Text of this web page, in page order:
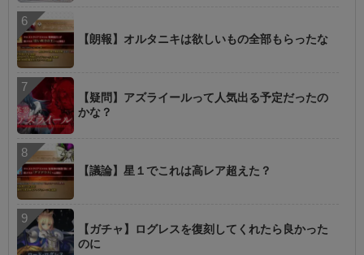
【朗報】オルタニキは欲しいもの全部もらったな
【疑問】アズライールって人気出る予定だったの
かな？
【議論】星１でこれは高レア超えた？
【ガチャ】ログレスを復刻してくれたら良かった
のに